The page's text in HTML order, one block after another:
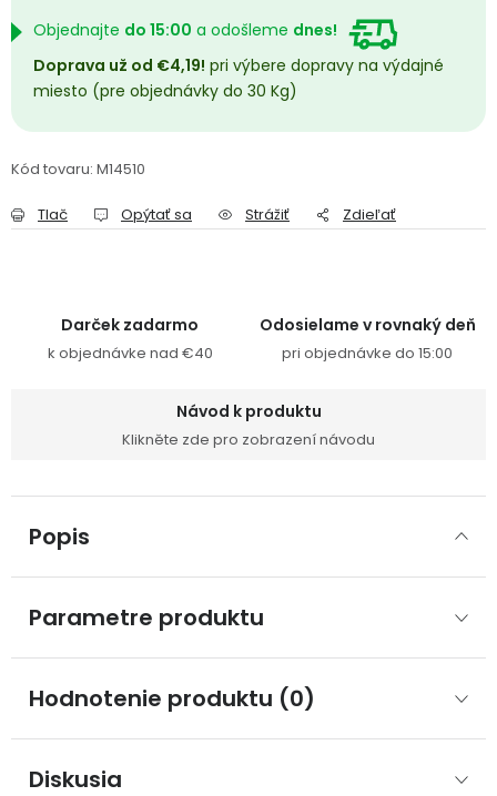
Objednajte do 15:00 a odošleme dnes!
Doprava už od €4,19! pri výbere dopravy na výdajné
miesto (pre objednávky do 30 Kg)
Kód tovaru: M14510
Tlač Opýtať sa Strážiť Zdieľať
Darček zadarmo
k objednávke nad €40
Odosielame v rovnaký deň
pri objednávke do 15:00
Návod k produktu
Klikněte zde pro zobrazení návodu
Popis
Parametre produktu
Hodnotenie produktu (0)
Diskusia